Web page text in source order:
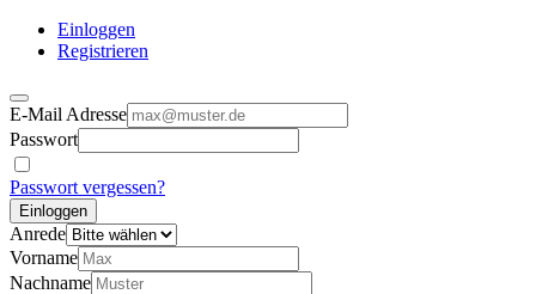
Einloggen
Registrieren
E-Mail Adresse
Passwort
Passwort vergessen?
Einloggen
Anrede
Vorname
Nachname